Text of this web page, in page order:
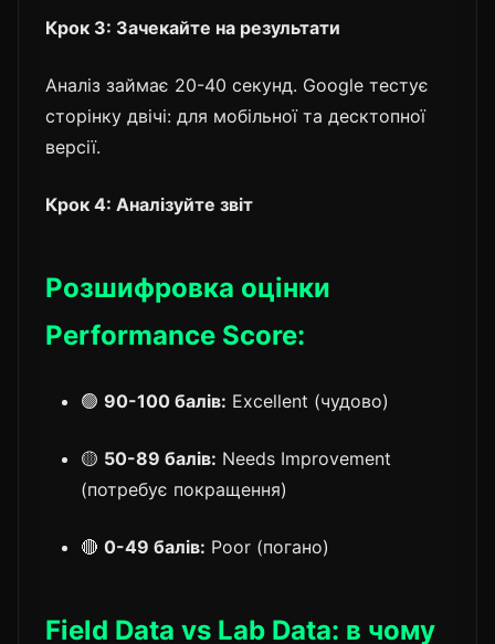
Крок 3: Зачекайте на результати
Аналіз займає 20-40 секунд. Google тестує
сторінку двічі: для мобільної та десктопної
версії.
Крок 4: Аналізуйте звіт
Розшифровка оцінки
Performance Score:
🟢 90-100 балів: Excellent (чудово)
🟡 50-89 балів: Needs Improvement
(потребує покращення)
🔴 0-49 балів: Poor (погано)
Field Data vs Lab Data: в чому